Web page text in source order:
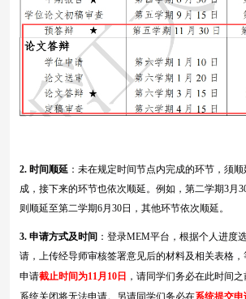
2. 时间顺延 ：未在规定时间节点内完成的环节，须
成，接下来的环节也依次顺延。例如，第二学期3月
则顺延至第二学期6月 30日，其他环节依次顺延。
3. 申请方式及时间 ：登录MEM平台，根据个人进度
请 ，上传经导师审核签署意见后的材料及相关表格，
申请截止时间为11月10日 ，请同学们务必在此时间